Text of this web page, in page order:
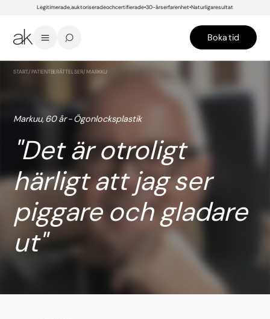
Legitimerade, auktoriserade och certifierade 30-års erfarenhet Naturliga resultat
Boka tid
START/PATIENTBERÄTTELSER/MARKKU
Markuu, 60 år - Ögonlocksplastik
Det är otroligt
härligt att jag ser
piggare och gladare
ut